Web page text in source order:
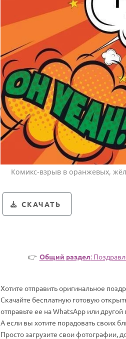
Комикс-взрыв в оранжевых,
СКАЧАТЬ
👉 Общий раздел:
Хотите отправить оригинальное
Скачайте бесплатную готовую
отправьте ее на WhatsApp или
А если вы хотите порадовать своих
Просто загрузите свои фотографии,